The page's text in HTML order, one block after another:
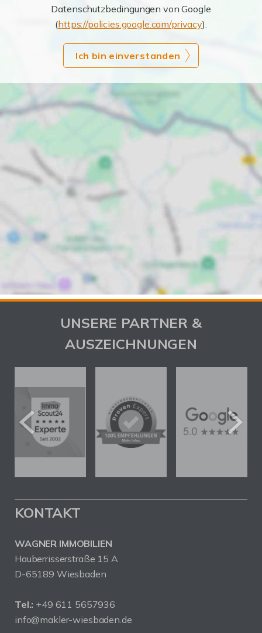
Datenschutzbedingungen von Google
(https://policies.google.com/privacy).
Ich bin einverstanden
UNSERE PARTNER &
AUSZEICHNUNGEN
KONTAKT
WAGNER IMMOBILIEN
Hauberrisserstraße 15 A
D-65189 Wiesbaden
Tel.: +49 611 5657936
info@makler-wiesbaden.de